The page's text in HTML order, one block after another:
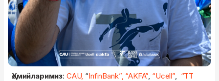
Ҳомийларимиз: CAU, “InfinBank”, “AKFA” “Ucell”
“TT